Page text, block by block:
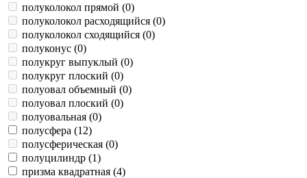
полуколокол прямой (0)
полуколокол расходящийся (0)
полуколокол сходящийся (0)
полуконус (0)
полукруг выпуклый (0)
полукруг плоский (0)
полуовал объемный (0)
полуовал плоский (0)
полуовальная (0)
полусфера (12)
полусферическая (0)
полуцилиндр (1)
призма квадратная (4)